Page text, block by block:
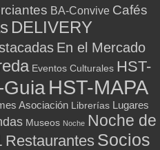
BA-Convive Cafés
DELIVERY
En el Mercado
Eventos Culturales HST-
GuiaHST-MAPA
Asociación Librerías Lugares
Museos Noche Noche de
Restaurantes Socios